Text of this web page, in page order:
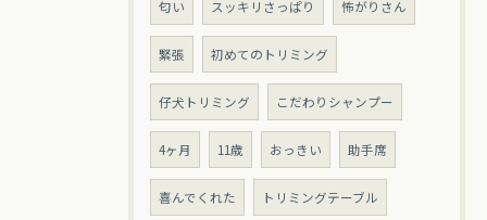
匂い スッキリさっぱり 怖がりさん
緊張 初めてのトリミング
仔犬トリミング こだわりシャンプー
4ヶ月 11歳 おっきい 助手席
喜んでくれた トリミングテーブル